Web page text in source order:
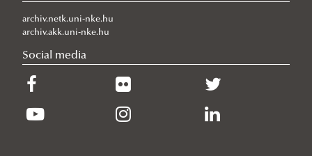
2018
2017
2016
Opuscula Iuvenum Excellentissima
Tutorálás - hallgatói eredmények
archiv.netk.uni-nke.hu
archiv.akk.uni-nke.hu
Social media